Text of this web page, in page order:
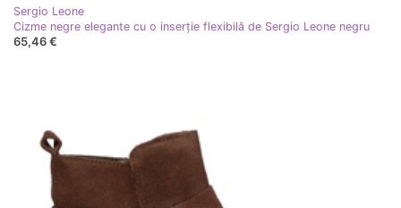
Sergio Leone
Cizme negre elegante cu o inserție flexibilă de Sergio Leone negru
65,46 €